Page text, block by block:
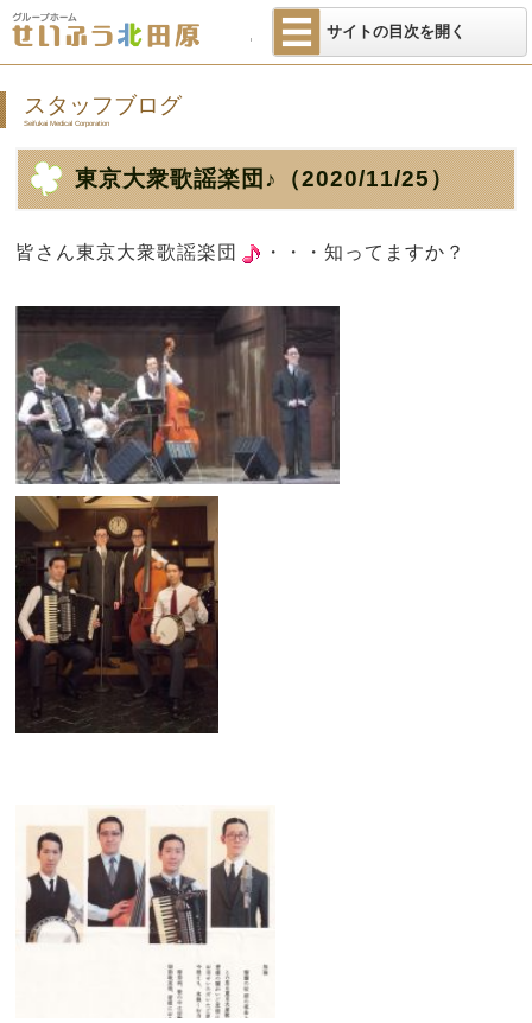
医療法人せい
サイトの目次を開く
スタッフブログ
Seifukai Medical Corporation
東京大衆歌謡楽団♪ （2020/11/25）
皆さん東京大衆歌謡楽団 ・・・知ってますか？